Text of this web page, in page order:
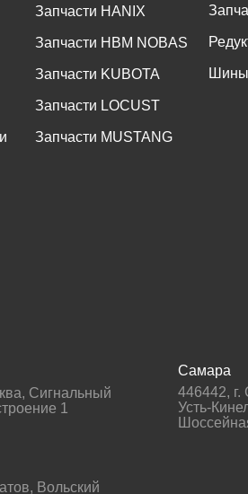
Запчасти HANIX
Запчасти HBM NOBAS
Запчасти KUBOTA
Запчасти LOCUST
Запчасти MUSTANG
Шины
, Сигнальный
1
, Вольский
Самара
446442,
Усть-